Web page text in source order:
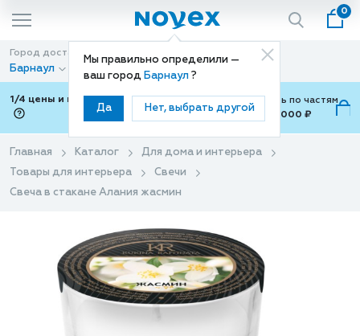
Мы правильно определили —
ваш город Барнаул ?
Да Нет, выбрать другой
0
Город доставки
Барнаул
Способ доставки
Доставка
1/4 цены и покупки ваши с Подели
Можно оплатить по частям
от 700 ₽ до 15,000 ₽
Главная Каталог
Для дома и интерьера
Товары для интерьера
Свечи
Свеча в стакане Алания жасмин